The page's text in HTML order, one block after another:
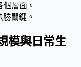
層面。
關鍵。
模與日常生